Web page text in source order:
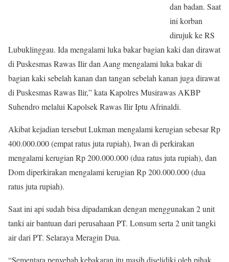
dan badan. Saat
ini korban
dirujuk ke RS
Lubuklinggau. Ida mengalami luka bakar bagian kaki dan dirawat
di Puskesmas Rawas Ilir dan Aang mengalami luka bakar di
bagian kaki sebelah kanan dan tangan sebelah kanan juga dirawat
di Puskesmas Rawas Ilir,” kata Kapolres Musirawas AKBP
Suhendro melalui Kapolsek Rawas Ilir Iptu Afrinaldi.
Akibat kejadian tersebut Lukman mengalami kerugian sebesar Rp
400.000.000 (empat ratus juta rupiah), Iwan di perkirakan
mengalami kerugian Rp 200.000.000 (dua ratus juta rupiah), dan
Dom diperkirakan mengalami kerugian Rp 200.000.000 (dua
ratus juta rupiah).
Saat ini api sudah bisa dipadamkan dengan menggunakan 2 unit
tanki air bantuan dari perusahaan PT. Lonsum serta 2 unit tangki
air dari PT. Selaraya Meragin Dua.
“Sementara penyebab kebakaran itu masih diselidiki oleh pihak